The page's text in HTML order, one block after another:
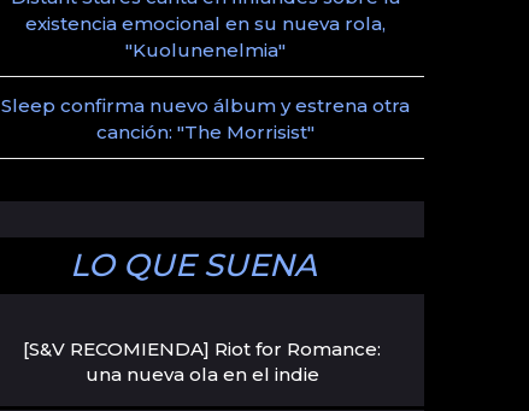
existencia emocional en su nueva rola,
"Kuolunenelmia"
Sleep confirma nuevo álbum y estrena otra
canción: "The Morrisist"
LO QUE SUENA
[S&V RECOMIENDA] Riot for Romance:
una nueva ola en el indie